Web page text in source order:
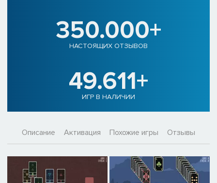
350.000+
НАСТОЯЩИХ ОТЗЫВОВ
49.611+
ИГР В НАЛИЧИИ
Описание Активация Похожие игры Отзывы